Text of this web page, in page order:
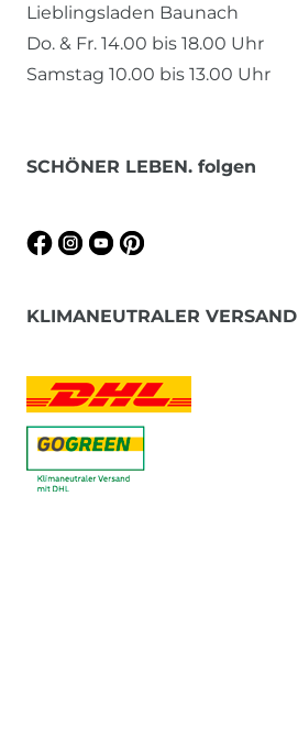
Lieblingsladen Baunach
Do. & Fr. 14.00 bis 18.00 Uhr
Samstag 10.00 bis 13.00 Uhr
SCHÖNER LEBEN. folgen
KLIMANEUTRALER VERSAND